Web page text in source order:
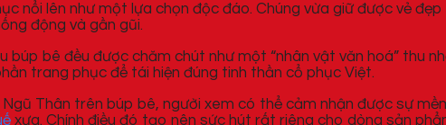
nổi lên như một lựa chọn độc đáo. Chúng vừa giữ được vẻ
động và gần gũi.
búp bê đều được chăm chút như một “nhân vật văn hoá” thu
trang phục để tái hiện đúng tinh thần cổ phục Việt.
Thân trên búp bê, người xem có thể cảm nhận được sự
xưa. Chính điều đó tạo nên sức hút rất riêng cho dòng sản